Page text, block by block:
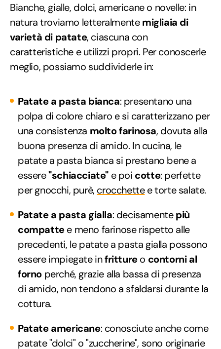
Bianche, gialle, dolci, americane o novelle: in
natura troviamo letteralmentemigliaia di
varietà di patate, ciascuna con
caratteristiche e utilizzi propri. Per conoscerle
meglio, possiamo suddividerle in:
Patate a pasta bianca: presentano una
polpa di colore chiaro e si caratterizzano per
una consistenza molto farinosa, dovuta alla
buona presenza di amido. In cucina, le
patate a pasta bianca si prestano bene a
essere"schiacciate" e poi cotte: perfette
per gnocchi, purè, crocchettee torte salate.
Patate a pasta gialla: decisamentepiù
compattee meno farinose rispetto alle
precedenti, le patate a pasta gialla possono
essere impiegate infrittureo contorni al
forno perché, grazie alla bassa di presenza
di amido, non tendono a sfaldarsi durante la
cottura.
Patate americane: conosciute anche come
patate "dolci" o "zuccherine", sono originarie